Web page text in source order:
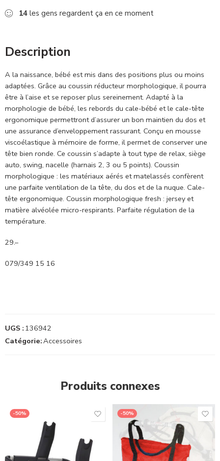
14 les gens regardent ça en ce moment
Description
A la naissance, bébé est mis dans des positions plus ou moins
adaptées. Grâce au coussin réducteur morphologique, il pourra
être à l’aise et se reposer plus sereinement. Adapté à la
morphologie de bébé, les rebords du cale-bébé et le cale-tête
ergonomique permettront d’assurer un bon maintien du dos et
une assurance d’enveloppement rassurant. Conçu en mousse
viscoélastique à mémoire de forme, il permet de conserver une
tête bien ronde. Ce coussin s’adapte à tout type de relax, siège
auto, swing, nacelle (harnais 2, 3 ou 5 points). Coussin
morphologique : les matériaux aérés et matelassés confèrent
une parfaite ventilation de la tête, du dos et de la nuque. Cale-
tête ergonomique. Coussin morphologique fresh : jersey et
matière alvéolée micro-respirants. Parfaite régulation de la
température.
29.–
079/349 15 16
UGS : 136942
Catégorie:Accessoires
Produits connexes
-50% -50%